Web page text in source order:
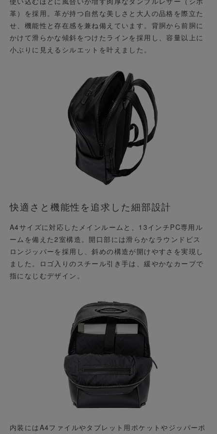
革）を採用。革が持つ自然な美しさと大人の品格を際立た
せ、機能性と存在感を兼ね備えています。背胴から前胴に
かけて滑らかな傾斜をつけたラインを採用し、容量以上に
小ぶりに見えるシルエットを叶えました。
快適さと機能性を追求した細部設計
A4サイズに対応したメインルームと、13インチPC専用ル
ームを備えた2室構造。開口部には滑らかなラウンドビス
ロンジッパーを採用し、斜めの構造が開けやすさを実現し
ました。ロゴ入りのスチール引き手は、緩やかなカーブで
指になじむデザイン。
内装にはA4ファイルやタブレット用ポケットやジッパーポ